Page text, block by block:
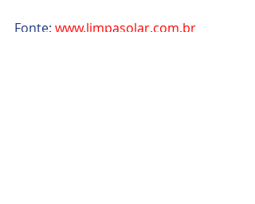
Fonte: www.limpasolar.com.br